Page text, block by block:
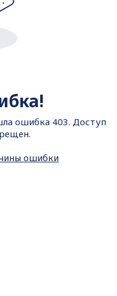
ошибка 403. Доступ
ошибки